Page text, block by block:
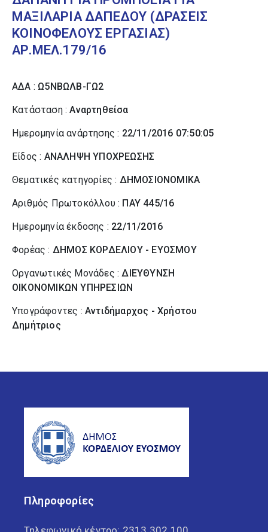
ΜΑΞΙΛΑΡΙΑ ΔΑΠΕΔΟΥ (ΔΡΑΣΕΙΣ
ΚΟΙΝΟΦΕΛΟΥΣ ΕΡΓΑΣΙΑΣ)
ΑΡ.ΜΕΛ.179/16
ΑΔΑ : Ω5ΝΒΩΛΒ-ΓΩ2
Κατάσταση :Αναρτηθείσα
Ημερομηνία ανάρτησης : 22/11/2016 07:50:05
Είδος : ΑΝΑΛΗΨΗ ΥΠΟΧΡΕΩΣΗΣ
Θεματικές κατηγορίες : ΔΗΜΟΣΙΟΝΟΜΙΚΑ
Αριθμός Πρωτοκόλλου : ΠΑΥ 445/16
Ημερομηνία έκδοσης : 22/11/2016
Φορέας : ΔΗΜΟΣ ΚΟΡΔΕΛΙΟΥ - ΕΥΟΣΜΟΥ
Οργανωτικές Μονάδες :ΔΙΕΥΘΥΝΣΗ
ΟΙΚΟΝΟΜΙΚΩΝ ΥΠΗΡΕΣΙΩΝ
Υπογράφοντες : Αντιδήμαρχος - Χρήστου
Δημήτριος
Πληροφορίες